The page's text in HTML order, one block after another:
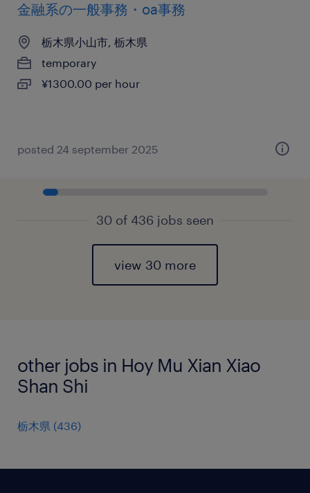
金融系の一般事務・oa事務
栃木県小山市, 栃木県
temporary
¥1300.00 per hour
posted 24 september 2025
30 of 436 jobs seen
view 30 more
other jobs in Hoy Mu Xian Xiao
Shan Shi
栃木県 (436)